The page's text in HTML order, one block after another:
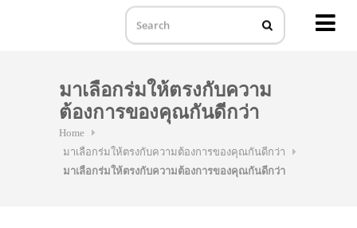
มาเลือกร่มให้ตรงกับความ
ต้องการของคุณกันดีกว่า
Home
มาเลือกร่มให้ตรงกับความต้องการของคุณกันดีกว่า
มาเลือกร่มให้ตรงกับความต้องการของคุณกันดีกว่า